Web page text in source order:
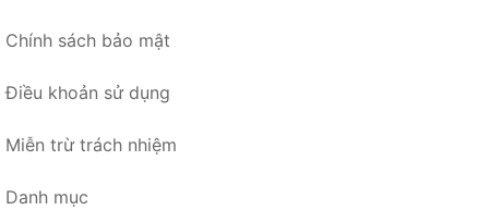
Chính sách bảo mật
Điều khoản sử dụng
Miễn trừ trách nhiệm
Danh mục